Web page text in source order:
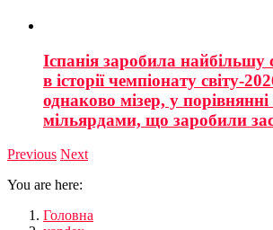
Іспанія заробила найбільшу
в історії чемпіонату світу-
однаково мізер, у
мільярдами, що заробили
Previous Next
You are here:
Головна